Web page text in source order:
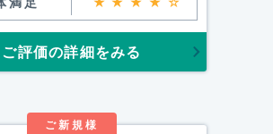
ご評価の詳細をみる
ご新規様